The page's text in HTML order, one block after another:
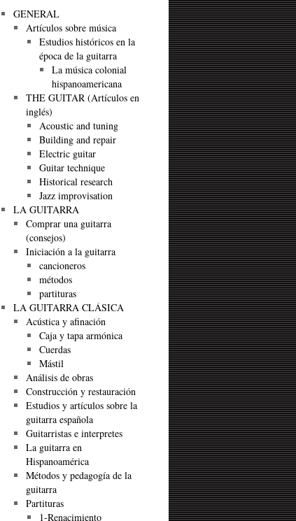
GENERAL
Artículos sobre música
Estudios históricos en la
época de la guitarra
La música colonial
hispanoamericana
THE GUITAR (Artículos en
inglés)
Acoustic and tuning
Building and repair
Electric guitar
Guitar technique
Historical research
Jazz improvisation
LA GUITARRA
Comprar una guitarra
(consejos)
Iniciación a la guitarra
cancioneros
métodos
partituras
LA GUITARRA CLÁSICA
Acústica y afinación
Caja y tapa armónica
Cuerdas
Mástil
Análisis de obras
Construcción y restauración
Estudios y artículos sobre la
guitarra española
Guitarristas e interpretes
La guitarra en
Hispanoamérica
Métodos y pedagogía de la
guitarra
Partituras
1-Renacimiento